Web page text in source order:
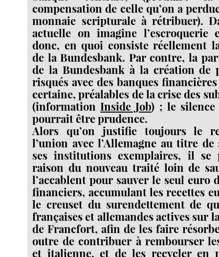
compensation de celle qu’on a
monnaie scripturale à rétribuer).
actuelle on imagine l’escroquerie
donc, en quoi consiste réellement
de la Bundesbank. Par contre, la
de la Bundesbank à la création de
risqués avec des banques
certaine, préalables de la crise des
(informationInside Job) ; le
pourrait être prudence.
Alors qu’on justifie toujours le
l’union avec l’Allemagne au titre
ses institutions exemplaires, il
raison du nouveau traité loin de
l’accablent pour sauver le seul euro
financiers, accumulant les recettes
le creuset du surendettement de
françaises et allemandes actives sur
de Francfort, afin de les faire
outre de contribuer à rembourser
et italienne, et de les recycler en